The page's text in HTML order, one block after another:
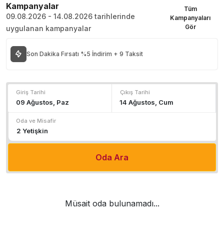
Kampanyalar
09.08.2026 - 14.08.2026 tarihlerinde
uygulanan kampanyalar
Tüm
Kampanyaları
Gör
Son Dakika Fırsatı %5 İndirim + 9 Taksit
Giriş Tarihi Çıkış Tarihi
Oda ve Misafir
Oda Ara
Müsait oda bulunamadı...